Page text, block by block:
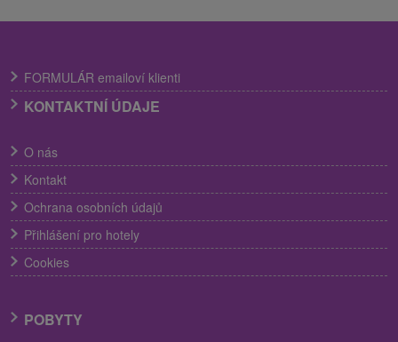
FORMULÁR emailoví klienti
KONTAKTNÍ ÚDAJE
O nás
Kontakt
Ochrana osobních údajů
Přihlášení pro hotely
Cookies
POBYTY